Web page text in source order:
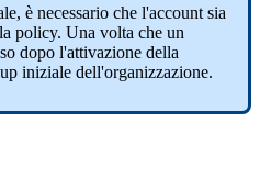
, è necessario che l'account sia
policy. Una volta che un
dopo l'attivazione della
iniziale dell'organizzazione.